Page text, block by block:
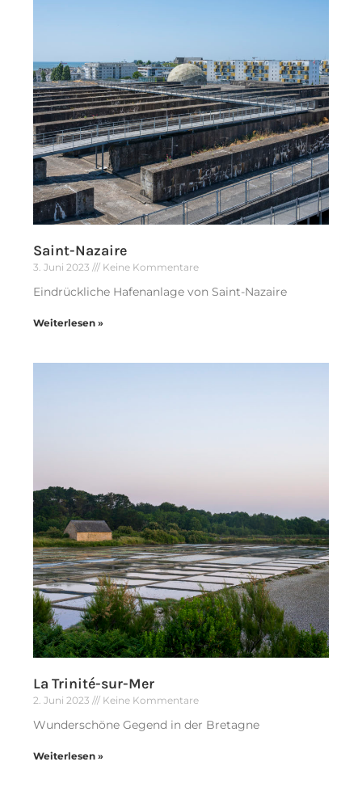
Saint-Nazaire
3. Juni 2023 Keine Kommentare
Eindrückliche Hafenanlage von Saint-Nazaire
Weiterlesen »
La Trinité-sur-Mer
2. Juni 2023 Keine Kommentare
Wunderschöne Gegend in der Bretagne
Weiterlesen »